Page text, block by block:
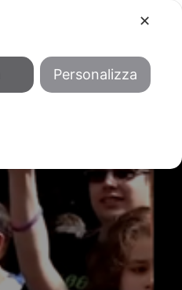
✕
Personalizza